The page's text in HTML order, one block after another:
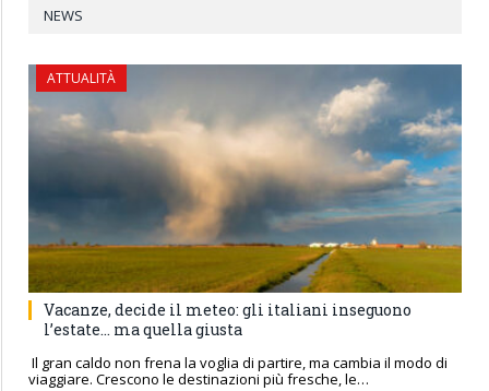
NEWS
ATTUALITÀ
Vacanze, decide il meteo: gli italiani inseguono
l’estate… ma quella giusta
Il gran caldo non frena la voglia di partire, ma cambia il modo di
viaggiare. Crescono le destinazioni più fresche, le…